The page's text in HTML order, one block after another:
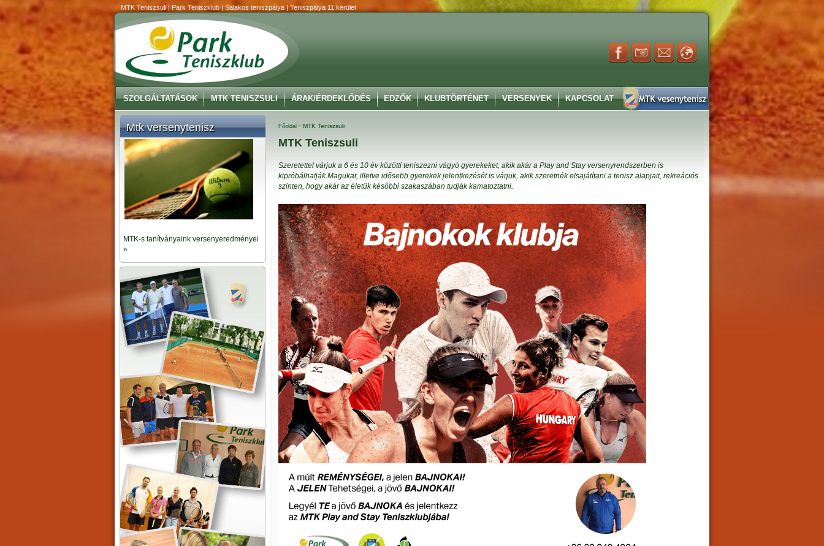
MTK Teniszsuli | Park Teniszklub | Salakos teniszpálya | Teniszpálya 11.kerület
SZOLGÁLTATÁSOK MTK TENISZSULI ÁRAK/ÉRDEKLŐDÉS EDZŐK KLUBTÖRTÉNET VERSENYEK KAPCSOLAT
Mtk versenytenisz
MTK-s tanítványaink versenyeredményei
»
Főoldal - MTK Teniszsuli
MTK Teniszsuli
Szeretettel várjuk a 6 és 10 év közötti teniszezni vágyó gyerekeket, akik akár a Play and Stay versenyrendszerben is
kipróbálhatják Magukat, illetve idősebb gyerekek jelentkezését is várjuk, akik szeretnék elsajátítani a tenisz alapjait, rekreációs
szinten, hogy akár az életük későbbi szakaszában tudják kamatoztatni.